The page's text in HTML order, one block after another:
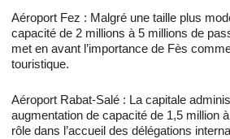
Aéroport Fez : Malgré une taille plus
capacité de 2 millions à 5 millions de
met en avant l’importance de Fès
touristique.
Aéroport Rabat-Salé : La capitale
augmentation de capacité de 1,5 million
rôle dans l’accueil des délégations